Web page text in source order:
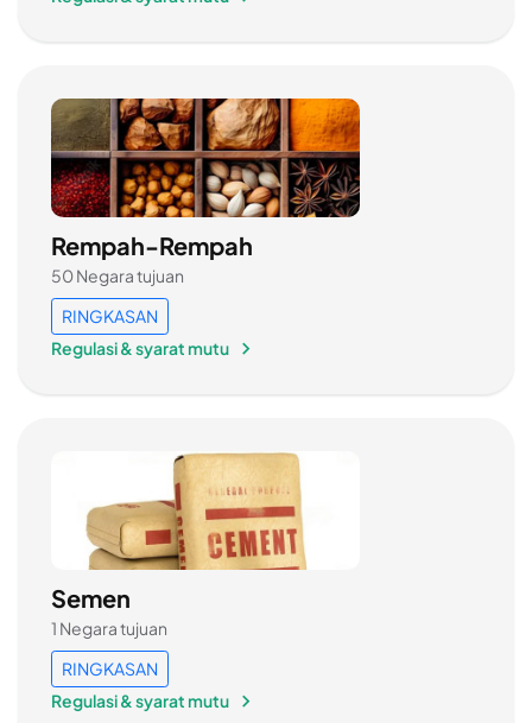
Rempah-Rempah
50 Negara tujuan
RINGKASAN
Regulasi & syarat mutu
Semen
1 Negara tujuan
RINGKASAN
Regulasi & syarat mutu